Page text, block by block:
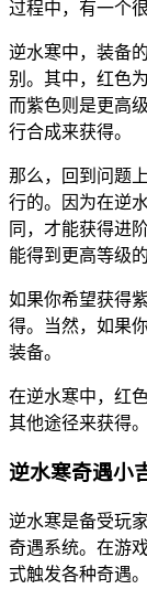
过程中，有一个
逆水寒中，装备
别。其中，红色
而紫色则是更高
行合成来获得。
那么，回到问题
行的。因为在逆
同，才能获得进
能得到更高等级
如果你希望获得
得。当然，如果
装备。
在逆水寒中，红
其他途径来获得。
逆水寒奇遇小
逆水寒是备受玩
奇遇系统。在游
式触发各种奇遇